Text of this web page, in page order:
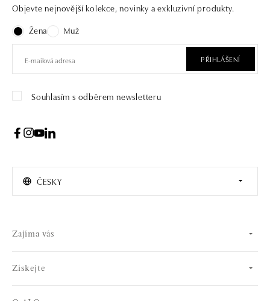
Objevte nejnovější kolekce, novinky a exkluzivní produkty.
Žena
Muž
PŘIHLÁŠENÍ
Souhlasím s odběrem newsletteru
ČESKY
Zajíma vás
Získejte